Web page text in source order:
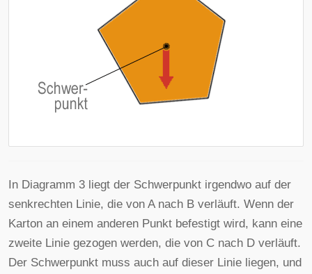
In Diagramm 3 liegt der Schwerpunkt irgendwo auf der
senkrechten Linie, die von A nach B verläuft. Wenn der
Karton an einem anderen Punkt befestigt wird, kann eine
zweite Linie gezogen werden, die von C nach D verläuft.
Der Schwerpunkt muss auch auf dieser Linie liegen, und